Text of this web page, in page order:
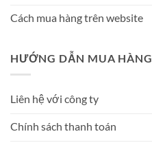
Cách mua hàng trên website
HƯỚNG DẪN MUA HÀNG
Liên hệ với công ty
Chính sách thanh toán